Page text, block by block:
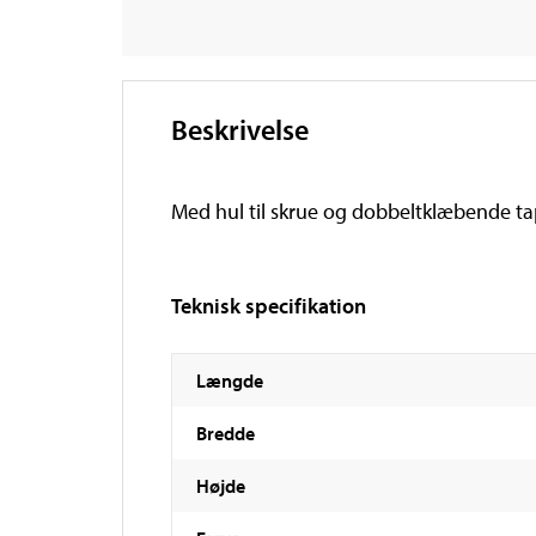
Beskrivelse
Med hul til skrue og dobbeltklæbende
Teknisk specifikation
Længde
Bredde
Højde